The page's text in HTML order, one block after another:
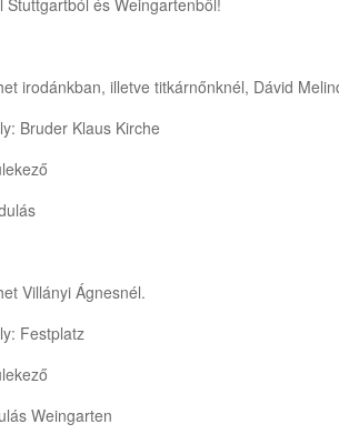
Stuttgartból és Weingartenből!
irodánkban, illetve titkárnőnknél, Dávid
Bruder Klaus Kirche
Villányi Ágnesnél.
Festplatz
Weingarten